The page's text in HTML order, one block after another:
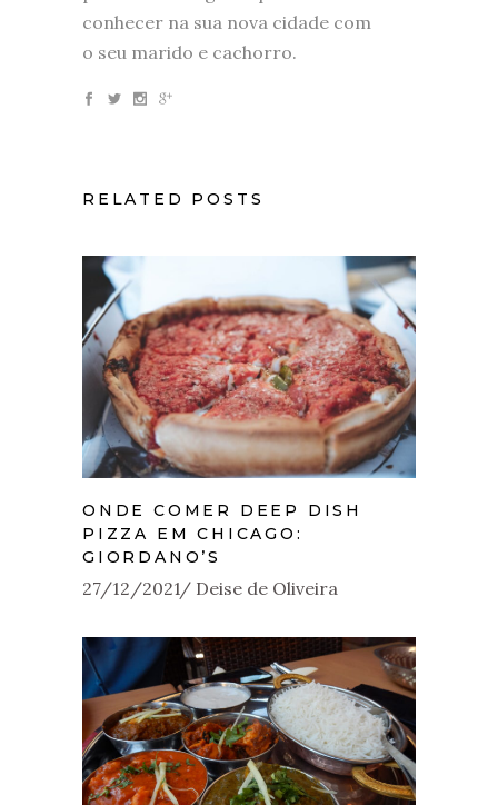
conhecer na sua nova cidade com
o seu marido e cachorro.
RELATED POSTS
ONDE COMER DEEP DISH
PIZZA EM CHICAGO:
GIORDANO’S
27/12/2021 Deise de Oliveira